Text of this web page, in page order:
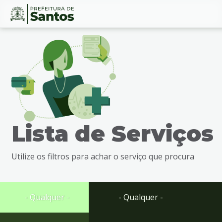
Ir
busca
Ir
rodapé
Conteúdo
Lista de Serviços
Utilize os filtros para achar o serviço que procura
- Qualquer - - Qualquer -